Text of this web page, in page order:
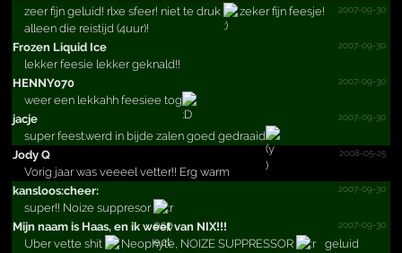
2007-09-30
zeer fijn geluid! rlxe sfeer! niet te druk
zeker fijn feesje!
alleen die reistijd (4uur)!
Frozen Liquid Ice
2007-09-30
lekker feesie lekker geknald!!
HENNY070
2007-09-30
weer een lekkahh feesiee tog
jacje
2007-09-30
super feest.werd in bijde zalen goed gedraaid
Jody Q
2008-05-25
Vorig jaar was veeeel vetter!! Erg warm
kanslo­os:che­er:
2007-09-30
super!! Noize suppresor
Mijn naam is Haas, en ik weet van NIX!!!­
2007-09-30
Uber vette shit Neophyte, NOIZE SUPPRESSOR
geluid